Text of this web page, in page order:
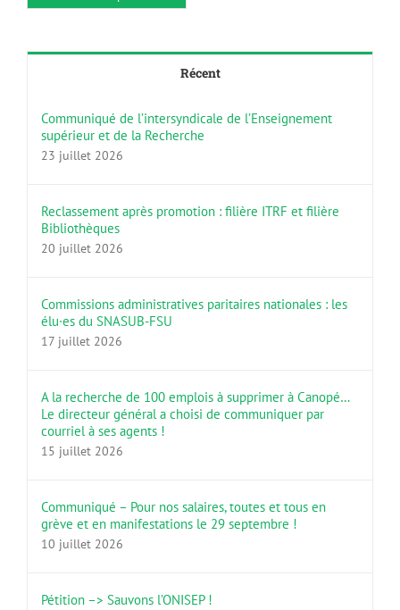
Récent
Communiqué de l’intersyndicale de l’Enseignement
supérieur et de la Recherche
23 juillet 2026
Reclassement après promotion : filière ITRF et filière
Bibliothèques
20 juillet 2026
Commissions administratives paritaires nationales : les
élu·es du SNASUB-FSU
17 juillet 2026
A la recherche de 100 emplois à supprimer à Canopé…
Le directeur général a choisi de communiquer par
courriel à ses agents !
15 juillet 2026
Communiqué – Pour nos salaires, toutes et tous en
grève et en manifestations le 29 septembre !
10 juillet 2026
Pétition –> Sauvons l’ONISEP !